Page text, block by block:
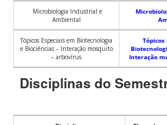
Microbiologia Industrial e
Ambiental
Tópicos Especiais em Biotecnologia
e Biociências – Interação mosquito
– arbovírus
Tópicos
Interação
Disciplinas do